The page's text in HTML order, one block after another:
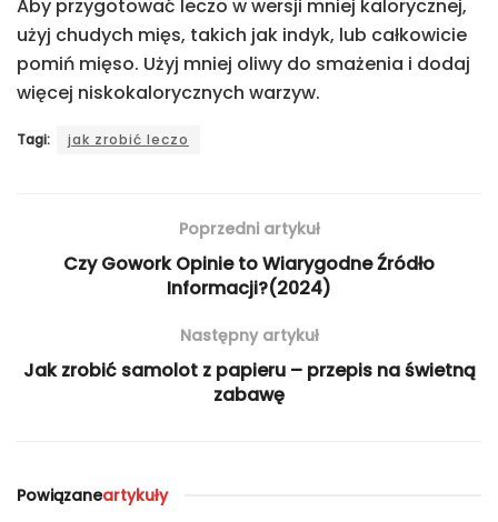
Aby przygotować leczo w wersji mniej kalorycznej,
użyj chudych mięs, takich jak indyk, lub całkowicie
pomiń mięso. Użyj mniej oliwy do smażenia i dodaj
więcej niskokalorycznych warzyw.
Tagi: jak zrobić leczo
Poprzedni artykuł
Czy Gowork Opinie to Wiarygodne Źródło
Informacji?(2024)
Następny artykuł
Jak zrobić samolot z papieru – przepis na świetną
zabawę
Powiązaneartykuły